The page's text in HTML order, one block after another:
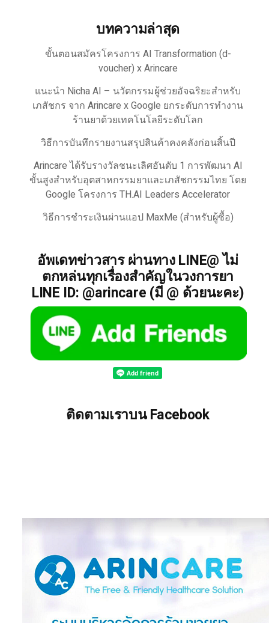
บทความล่าสุด
ขั้นตอนสมัครโครงการ AI Transformation (d-
voucher) x Arincare
แนะนำ Nicha AI – นวัตกรรมผู้ช่วยอัจฉริยะสำหรับ
เภสัชกร จาก Arincare x Google ยกระดับการทำงาน
ร้านยาด้วยเทคโนโลยีระดับโลก
วิธีการบันทึกรายงานสรุปสินค้าคงคลังก่อนสิ้นปี
Arincare ได้รับรางวัลชนะเลิศอันดับ 1 การพัฒนา AI
ขั้นสูงสำหรับอุตสาหกรรมยาและเภสัชกรรมไทย โดย
Google โครงการ TH.AI Leaders Accelerator
วิธีการชำระเงินผ่านแอป MaxMe (สำหรับผู้ซื้อ)
อัพเดทข่าวสาร ผ่านทาง LINE@ ไม่
ตกหล่นทุกเรื่องสำคัญในวงการยา
LINE ID: @arincare (มี @ ด้วยนะคะ)
ติดตามเราบน Facebook